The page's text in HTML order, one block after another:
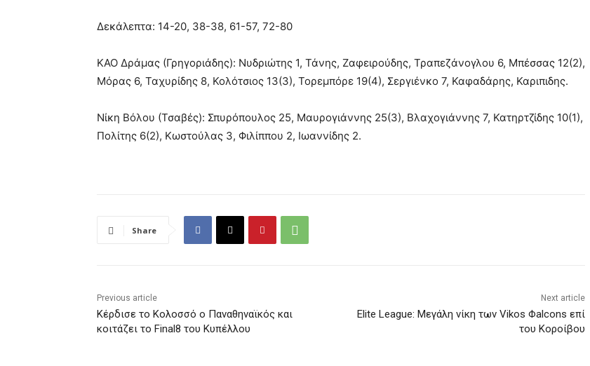
Δεκάλεπτα: 14-20, 38-38, 61-57, 72-80
ΚΑΟ Δράμας (Γρηγοριάδης): Νυδριώτης 1, Τάνης, Ζαφειρούδης, Τραπεζάνογλου 6, Μπέσσας 12(2),
Μόρας 6, Ταχυρίδης 8, Κολότσιος 13(3), Τορεμπόρε 19(4), Σεργιένκο 7, Καφαδάρης, Καριπιδης.
Νίκη Βόλου (Τσαβές): Σπυρόπουλος 25, Μαυρογιάννης 25(3), Βλαχογιάννης 7, Κατηρτζίδης 10(1),
Πολίτης 6(2), Κωστούλας 3, Φιλίππου 2, Ιωαννίδης 2.
Share
Previous article
Kέρδισε το Κολοσσό ο Παναθηναϊκός και
κοιτάζει το Final8 του Κυπέλλου
Next article
Elite League: Mεγάλη νίκη των Vikos Φalcons επί
του Κοροίβου